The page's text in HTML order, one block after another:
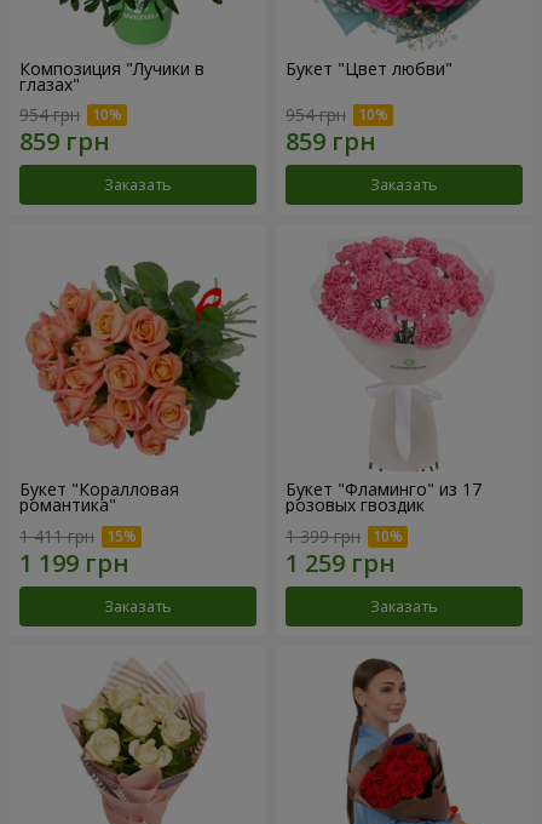
Композиция "Лучики в
глазах"
954 грн
Заказать
Букет "Цвет любви"
954 грн
Заказать
Букет "Коралловая
романтика"
1 411 грн
Заказать
Букет "Фламинго" из 17
розовых гвоздик
1 399 грн
Заказать